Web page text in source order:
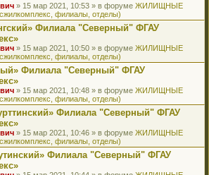
» 15 мар 2021, 10:53 » в форуме ЖИЛИЩНЫЕ
филиалы, отделы)
Филиала "Северный" ФГАУ
» 15 мар 2021, 10:50 » в форуме ЖИЛИЩНЫЕ
филиалы, отделы)
Филиала "Северный" ФГАУ
» 15 мар 2021, 10:48 » в форуме ЖИЛИЩНЫЕ
филиалы, отделы)
Филиала "Северный" ФГАУ
» 15 мар 2021, 10:46 » в форуме ЖИЛИЩНЫЕ
филиалы, отделы)
Филиала "Северный" ФГАУ